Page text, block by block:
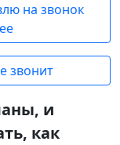
на звонок
звонит
и
как